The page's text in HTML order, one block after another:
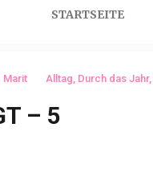
STARTSEITE
Marit Alltag, Durch das Jahr,
– 5